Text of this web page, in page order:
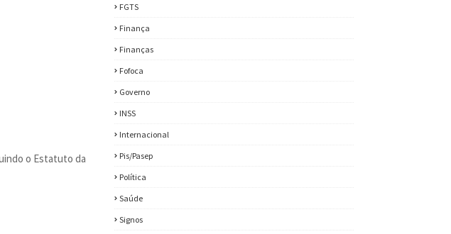
o Estatuto da
FGTS
Finança
Finanças
Fofoca
Governo
INSS
Internacional
Pis/Pasep
Política
Saúde
Signos